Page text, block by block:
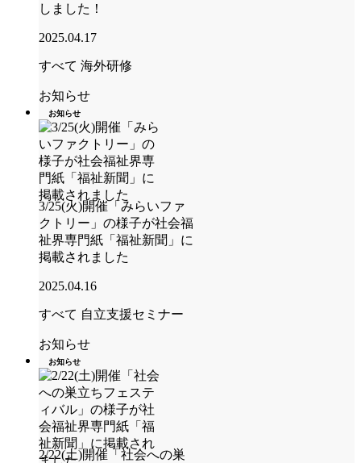
しました！
2025.04.17
すべて 海外研修
お知らせ
お知らせ
3/25(火)開催「みらいファ
クトリー」の様子が社会福
祉界専門紙「福祉新聞」に
掲載されました
2025.04.16
すべて 自立支援セミナー
お知らせ
お知らせ
2/22(土)開催「社会への巣